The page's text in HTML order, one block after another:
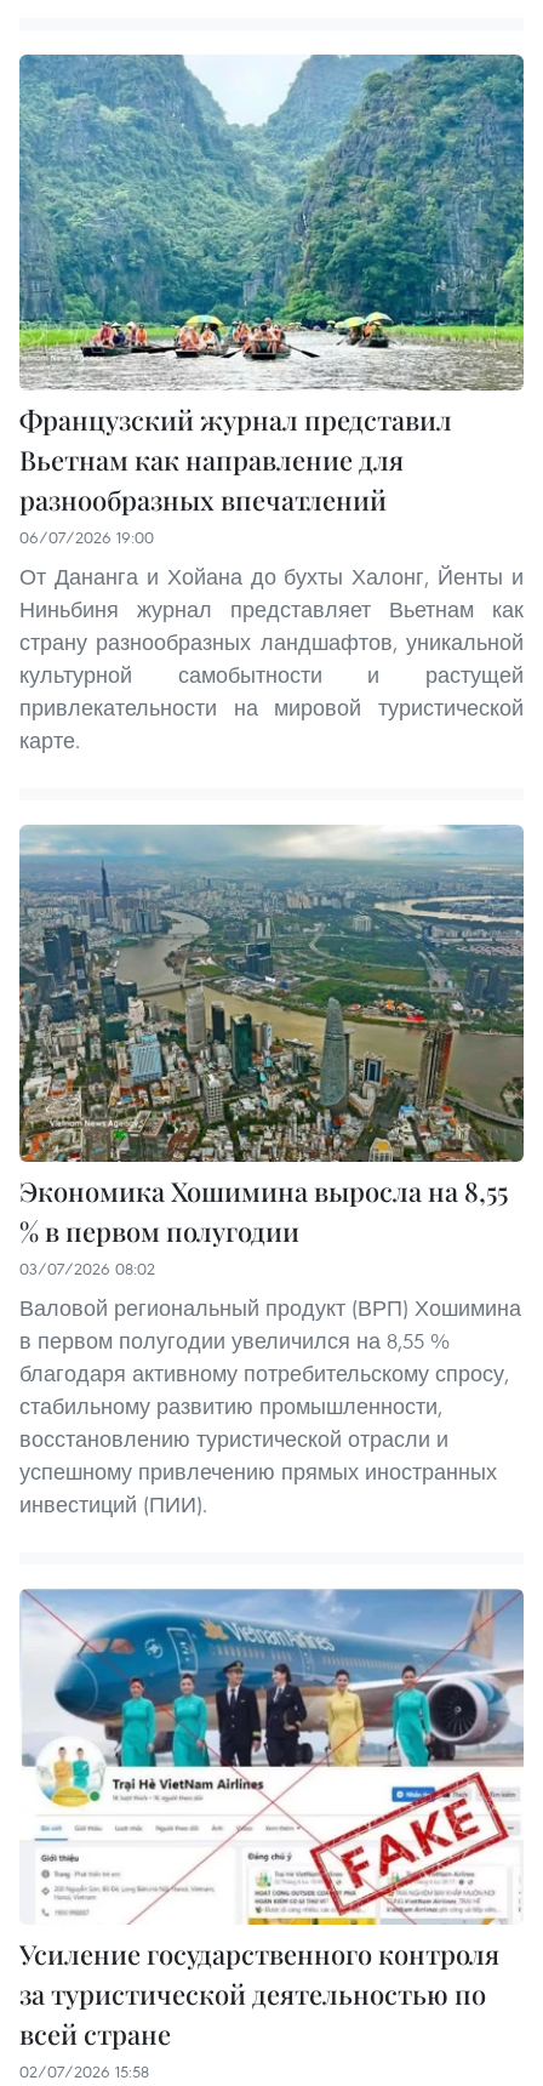
Французский журнал представил
Вьетнам как направление для
разнообразных впечатлений
06/07/2026 19:00
От Дананга и Хойана до бухты Халонг, Йенты и
Ниньбиня журнал представляет Вьетнам как
страну разнообразных ландшафтов, уникальной
культурной самобытности и растущей
привлекательности на мировой туристической
карте.
Экономика Хошимина выросла на 8,55
% в первом полугодии
03/07/2026 08:02
Валовой региональный продукт (ВРП) Хошимина
в первом полугодии увеличился на 8,55 %
благодаря активному потребительскому спросу,
стабильному развитию промышленности,
восстановлению туристической отрасли и
успешному привлечению прямых иностранных
инвестиций (ПИИ).
Усиление государственного контроля
за туристической деятельностью по
всей стране
02/07/2026 15:58